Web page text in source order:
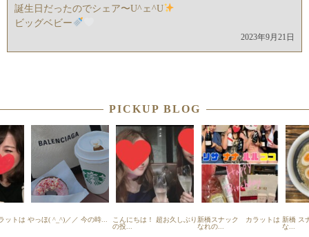
誕生日だったのでシェア〜U^ェ^U
ビッグベビー
2023年9月21日
PICKUP BLOG
ットは やっほ( ^_^)／／ 今の時...
こんにちは！ 超お久しぶり
の投...
新橋スナック カラットは
なれの...
新橋 ス
な...